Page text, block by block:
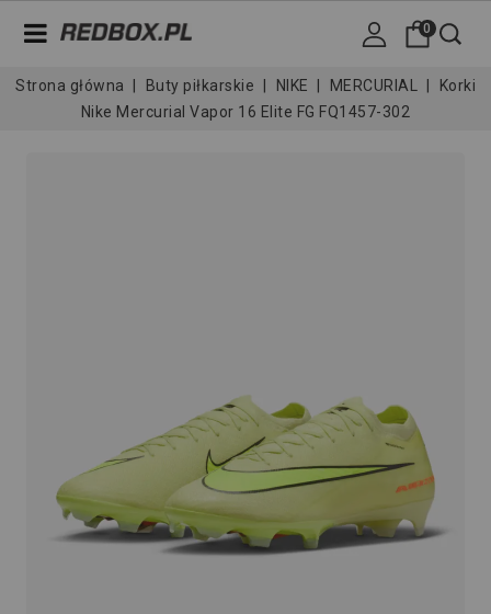
0
Strona główna Buty piłkarskie NIKE MERCURIAL
Korki
Nike Mercurial Vapor 16 Elite FG FQ1457-302